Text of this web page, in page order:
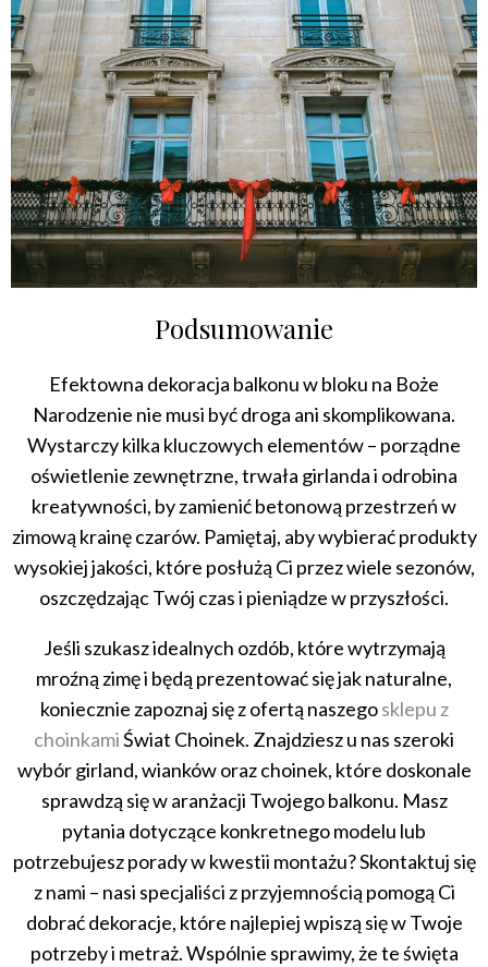
Podsumowanie
Efektowna dekoracja balkonu w bloku na Boże
Narodzenie nie musi być droga ani skomplikowana.
Wystarczy kilka kluczowych elementów – porządne
oświetlenie zewnętrzne, trwała girlanda i odrobina
kreatywności, by zamienić betonową przestrzeń w
zimową krainę czarów. Pamiętaj, aby wybierać produkty
wysokiej jakości, które posłużą Ci przez wiele sezonów,
oszczędzając Twój czas i pieniądze w przyszłości.
Jeśli szukasz idealnych ozdób, które wytrzymają
mroźną zimę i będą prezentować się jak naturalne,
koniecznie zapoznaj się z ofertą naszegosklepu z
choinkamiŚwiat Choinek. Znajdziesz u nas szeroki
wybór girland, wianków oraz choinek, które doskonale
sprawdzą się w aranżacji Twojego balkonu. Masz
pytania dotyczące konkretnego modelu lub
potrzebujesz porady w kwestii montażu? Skontaktuj się
z nami – nasi specjaliści z przyjemnością pomogą Ci
dobrać dekoracje, które najlepiej wpiszą się w Twoje
potrzeby i metraż. Wspólnie sprawimy, że te święta